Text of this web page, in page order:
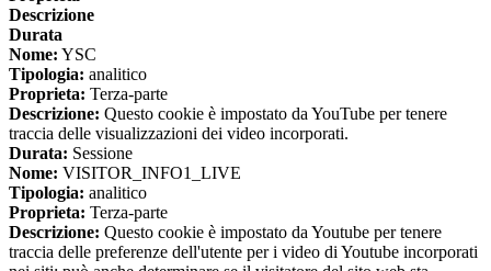
Descrizione
Durata
Nome: YSC
Tipologia: analitico
Proprieta: Terza-parte
Descrizione: Questo cookie è impostato da YouTube per tenere
traccia delle visualizzazioni dei video incorporati.
Durata: Sessione
Nome: VISITOR_INFO1_LIVE
Tipologia: analitico
Proprieta: Terza-parte
Descrizione: Questo cookie è impostato da Youtube per tenere
traccia delle preferenze dell'utente per i video di Youtube incorporati